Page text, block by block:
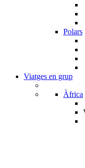
Polars
Viatges en grup
Àfrica